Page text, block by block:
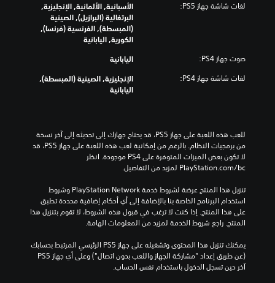
لغات شاشة جهاز PS5:
الأسبانية, الألمانية, الإنجليزية,
البرتغالية (البرازيل), الصينية
(المبسطة), الفرنسية (فرنسا),
الكورية, اليابانية
صوت جهاز PS4: اليابانية
لغات شاشة جهاز PS4:
الإنجليزية, الصينية (المبسطة),
اليابانية
‎PlayStation.com/bc لمزيد من التفاصيل.
المنتج. راجع شروط الخدمة لمزيد من المعلومات الهامة.
آخر حين تسجل الدخول باستخدام نفس الحساب.